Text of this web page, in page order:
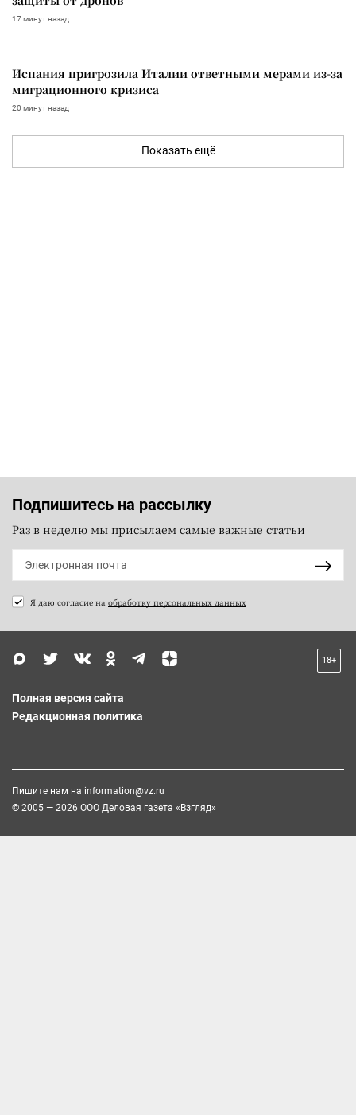
17 минут назад
Испания пригрозила Италии ответными мерами из-за
миграционного кризиса
20 минут назад
Показать ещё
Подпишитесь на рассылку
Раз в неделю мы присылаем самые важные статьи
Я даю согласие на обработку персональных данных
18+
Полная версия сайта
Редакционная политика
Пишите нам на information@vz.ru
© 2005 — 2026 ООО Деловая газета «Взгляд»